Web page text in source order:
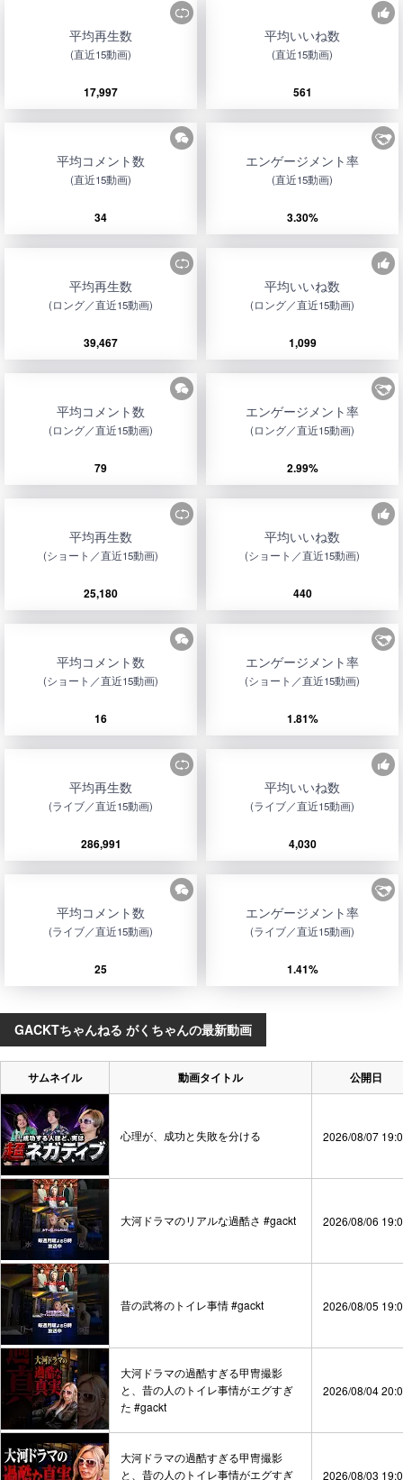
平均再生数
(直近15動画)
17,997
平均いいね数
(直近15動画)
561
平均コメント数
(直近15動画)
34
エンゲージメント率
(直近15動画)
3.30%
平均再生数
(ロング／直近15動画)
39,467
平均いいね数
(ロング／直近15動画)
1,099
平均コメント数
(ロング／直近15動画)
79
エンゲージメント率
(ロング／直近15動画)
2.99%
平均再生数
(ショート／直近15動画)
25,180
平均いいね数
(ショート／直近15動画)
440
平均コメント数
(ショート／直近15動画)
16
エンゲージメント率
(ショート／直近15動画)
1.81%
平均再生数
(ライブ／直近15動画)
286,991
平均いいね数
(ライブ／直近15動画)
4,030
平均コメント数
(ライブ／直近15動画)
25
エンゲージメント率
(ライブ／直近15動画)
1.41%
GACKTちゃんねる がくちゃんの最新動画
サムネイル 動画タイトル 公開日
心理が、成功と失敗を分ける 2026/08/07
大河ドラマのリアルな過酷さ #gackt 2026/08/06
昔の武将のトイレ事情 #gackt 2026/08/05
大河ドラマの過酷すぎる甲冑撮影
と、昔の人のトイレ事情がエグすぎ
た #gackt
2026/08/04
大河ドラマの過酷すぎる甲冑撮影
と、昔の人のトイレ事情がエグすぎ
2026/08/03